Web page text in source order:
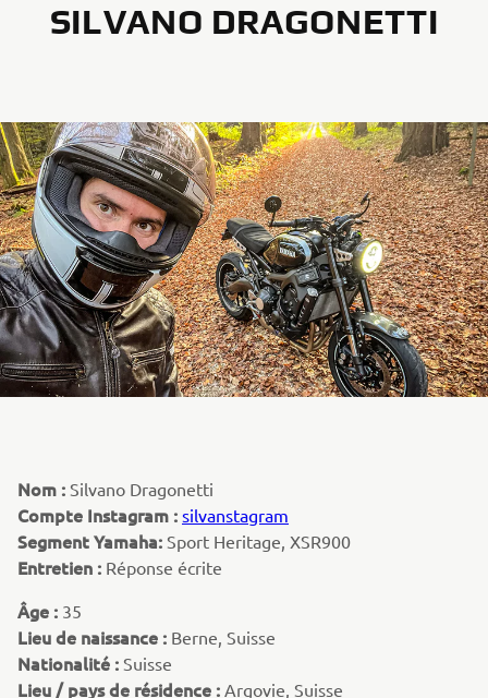
SILVANO DRAGONETTI
Nom : Silvano Dragonetti
Compte Instagram : silvanstagram
Segment Yamaha: Sport Heritage, XSR900
Entretien : Réponse écrite
Âge : 35
Lieu de naissance : Berne, Suisse
Nationalité : Suisse
Lieu / pays de résidence : Argovie, Suisse